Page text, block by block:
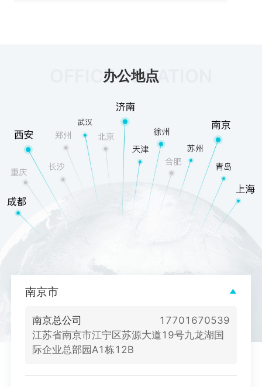
OFFICE LOCATION
办公地点
南京市
南京总公司
17701670539
江苏省南京市江宁区苏源大道19号九龙湖国
际企业总部园A1栋12B